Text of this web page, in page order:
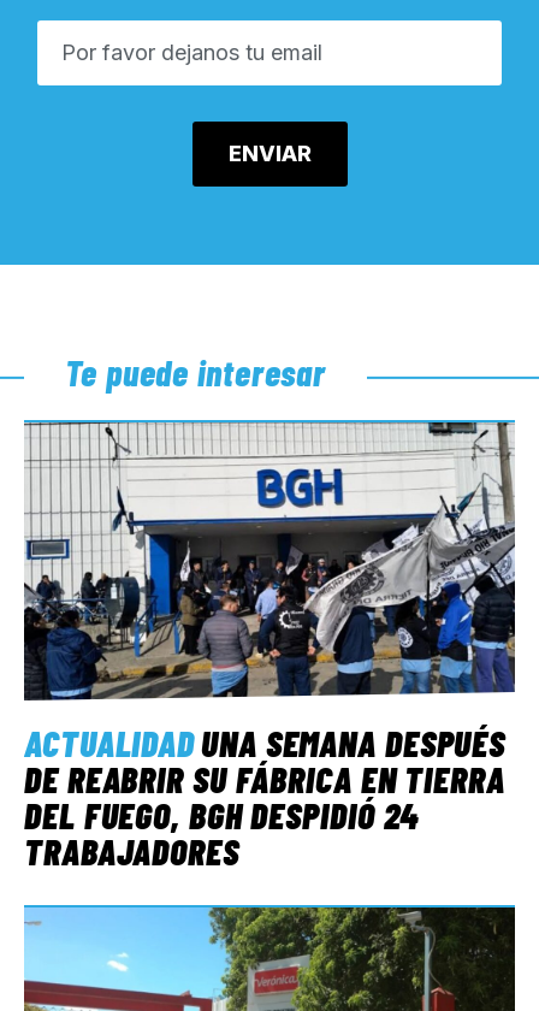
Te puede interesar
ACTUALIDADUNA SEMANA DESPUÉS
DE REABRIR SU FÁBRICA EN TIERRA
DEL FUEGO, BGH DESPIDIÓ 24
TRABAJADORES